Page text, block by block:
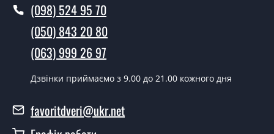
Чи можна на сьогодні викликати
замірника?
Так можна.
У вас є в наявності готові двері
(098) 524 95 70
(050) 843 20 80
(063) 999 26 97
Дзвінки приймаємо з 9.00 до 21.00 кожного дня
favoritdveri@ukr.net